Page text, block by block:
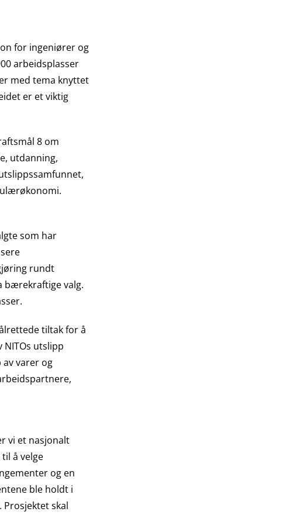
for ingeniører og
arbeidsplasser
med tema knyttet
er et viktig
8 om
utdanning,
som har
rundt
bærekraftige valg.
tiltak for å
utslipp
varer og
vi et nasjonalt
å velge
og en
ble holdt i
skal